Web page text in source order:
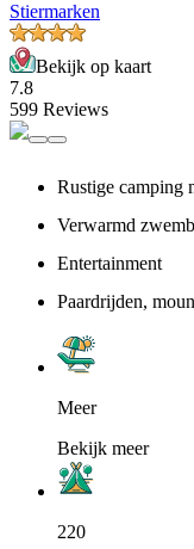
Stiermarken
Bekijk op kaart
7.8
599 Reviews
Rustige camping
Verwarmd
Entertainment
Paardrijden,
Meer
Bekijk meer
220